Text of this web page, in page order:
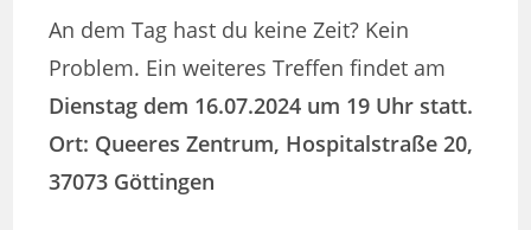
An dem Tag hast du keine Zeit? Kein
Problem. Ein weiteres Treffen findet am
Dienstag dem 16.07.2024 um 19 Uhr statt.
Ort: Queeres Zentrum, Hospitalstraße 20,
37073 Göttingen